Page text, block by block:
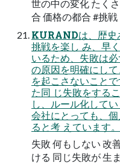
世の中の変化 たく
合 価格の都合 #挑戦
KURANDは、歴史
挑戦を楽し み、早
いるため、失敗は
の原因を明確にし
を起こさないこと
た同 じ失敗をする
し、ルール化して
会社にとっても、
ると考 えています
失敗 何もしない 改
ける 同じ失敗が 生